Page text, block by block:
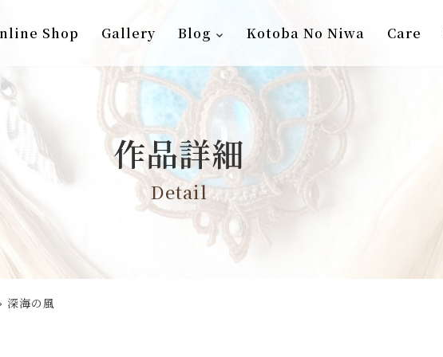
Shop Gallery Blog Kotoba No Niwa Care
作品詳細
Detail
深海の風